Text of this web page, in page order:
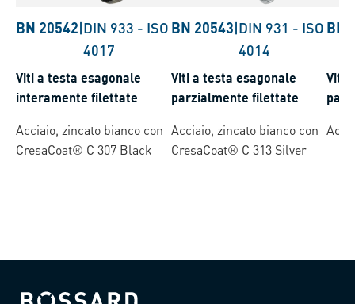
BN 20542|DIN 933 - ISO
4017
Viti a testa esagonale
interamente filettate
Acciaio, zincato bianco con
CresaCoat® C 307 Black
BN 20543|DIN 931 - ISO
4014
Viti a testa esagonale
parzialmente filettate
Acciaio, zincato bianco con
CresaCoat® C 313 Silver
BN
Viti